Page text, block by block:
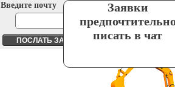
Введите почту
Заявки
писать в чат